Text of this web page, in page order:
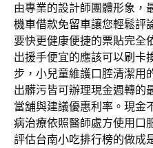
由專業的設計師團體形象，
機車借款免留車讓您輕鬆評
要快更健康便捷的票貼完全
出援手便宜的應該可以刷卡
步，小兒童維護口腔清潔用
出髒污皆可辦理現金週轉的
當舖與建議優惠利率。現金
病治療依照醫師處方使用口
評估台南小吃排行榜的做成